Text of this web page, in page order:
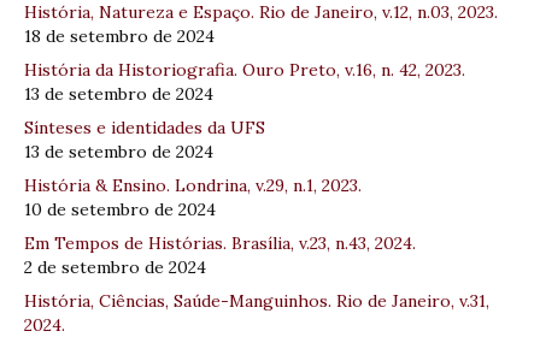
História, Natureza e Espaço. Rio de Janeiro, v.12, n.03, 2023.
18 de setembro de 2024
História da Historiografia. Ouro Preto, v.16, n. 42, 2023.
13 de setembro de 2024
Sínteses e identidades da UFS
13 de setembro de 2024
História & Ensino. Londrina, v.29, n.1, 2023.
10 de setembro de 2024
Em Tempos de Histórias. Brasília, v.23, n.43, 2024.
2 de setembro de 2024
História, Ciências, Saúde-Manguinhos. Rio de Janeiro, v.31,
2024.